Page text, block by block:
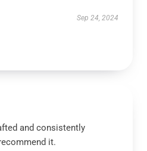
Sep 24, 2024
and consistently
it.